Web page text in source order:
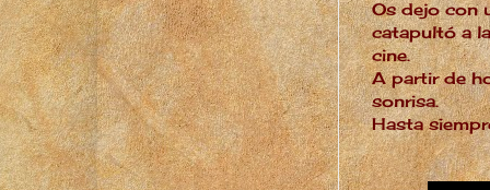
Os dejo con
catapultó a
cine.
A partir de
sonrisa.
Hasta